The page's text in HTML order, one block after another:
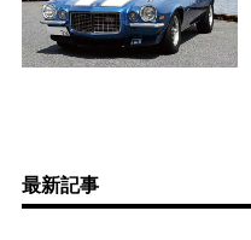
最新記事